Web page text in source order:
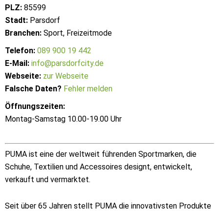
PLZ: 85599
Stadt: Parsdorf
Branchen: Sport, Freizeitmode
Telefon: 089 900 19 442
E-Mail: info@parsdorfcity.de
Webseite: zur Webseite
Falsche Daten? Fehler melden
Öffnungszeiten:
Montag-Samstag 10.00-19.00 Uhr
PUMA ist eine der weltweit führenden Sportmarken, die
Schuhe, Textilien und Accessoires designt, entwickelt,
verkauft und vermarktet.
Seit über 65 Jahren stellt PUMA die innovativsten Produkte